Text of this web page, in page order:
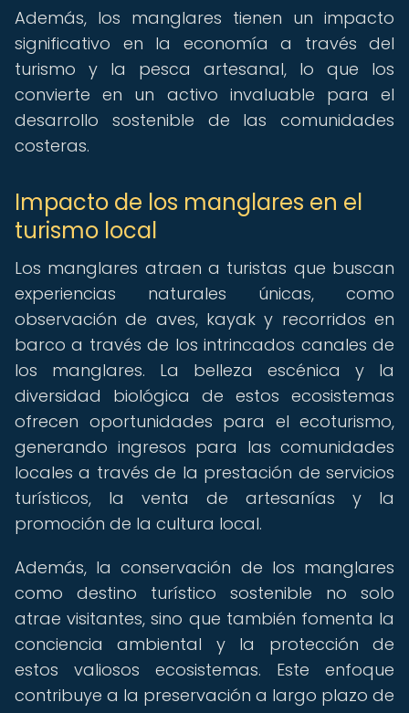
Además, los manglares tienen un impacto
significativo en la economía a través del
turismo y la pesca artesanal, lo que los
convierte en un activo invaluable para el
desarrollo sostenible de las comunidades
costeras.
Impacto de los manglares en el
turismo local
Los manglares atraen a turistas que buscan
experiencias naturales únicas, como
observación de aves, kayak y recorridos en
barco a través de los intrincados canales de
los manglares. La belleza escénica y la
diversidad biológica de estos ecosistemas
ofrecen oportunidades para el ecoturismo,
generando ingresos para las comunidades
locales a través de la prestación de servicios
turísticos, la venta de artesanías y la
promoción de la cultura local.
Además, la conservación de los manglares
como destino turístico sostenible no solo
atrae visitantes, sino que también fomenta la
conciencia ambiental y la protección de
estos valiosos ecosistemas. Este enfoque
contribuye a la preservación a largo plazo de